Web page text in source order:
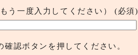
う一度入力してください） (必須)
認ボタンを押してください。